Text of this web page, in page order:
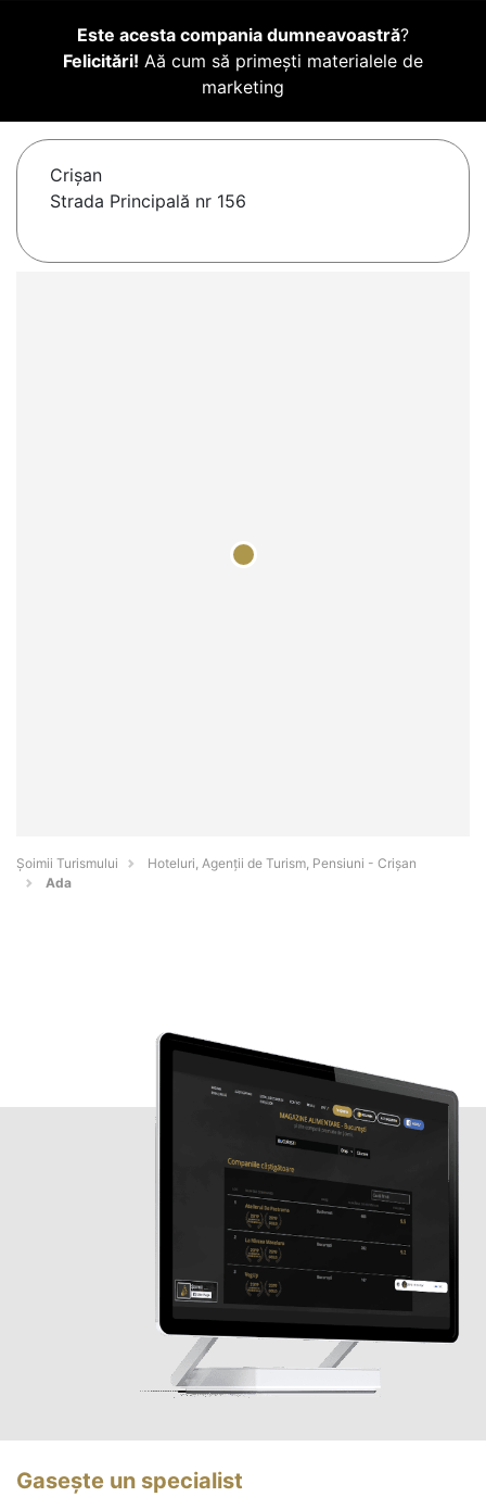
Este acesta compania dumneavoastră?
Felicitări! Aă cum să primești materialele de
marketing
Crişan
Strada Principală nr 156
Șoimii Turismului
Hoteluri, Agenții de Turism, Pensiuni - Crişan
Ada
Gasește un specialist